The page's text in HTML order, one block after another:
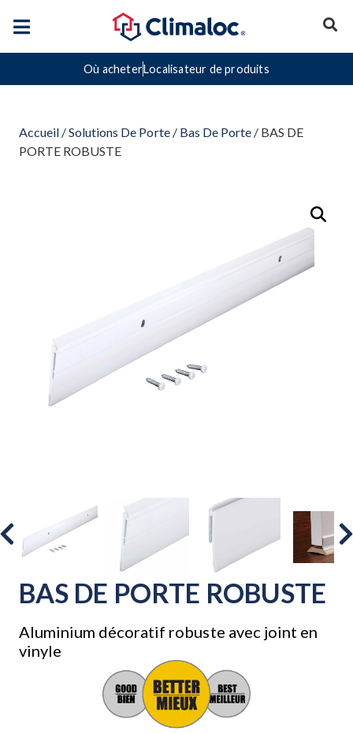
Où acheterLocalisateur de produits
Accueil /Solutions De Porte/ Bas De Porte/ BAS DE
PORTE ROBUSTE
BAS DE PORTE ROBUSTE
Aluminium décoratif robuste avec joint en
vinyle